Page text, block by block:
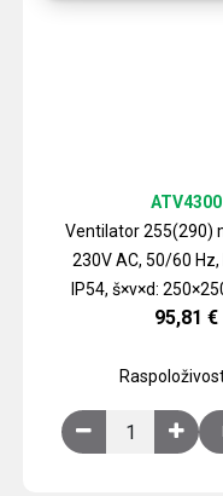
galvanizirani
Ventilator 255(290)
230V AC, 50/60 Hz,
IP54, š×v×d:
ATV4300
95,81 €
Ventilator